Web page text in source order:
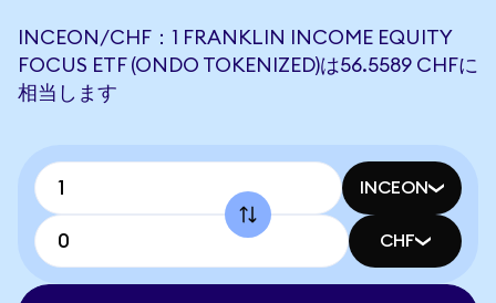
INCEON/CHF：1 FRANKLIN INCOME EQUITY
FOCUS ETF (ONDO TOKENIZED)は56.5589 CHFに
相当します
INCEON
CHF